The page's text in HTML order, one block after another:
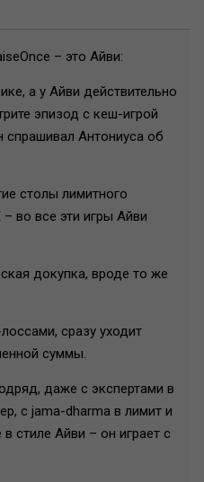
– это Айви:
а у Айви действительно
эпизод с кеш-игрой
спрашивал Антониуса об
столы лимитного
– во все эти игры Айви
докупка, вроде то же
сразу уходит
суммы.
даже с экспертами в
с jama-dharma в лимит и
стиле Айви – он играет с